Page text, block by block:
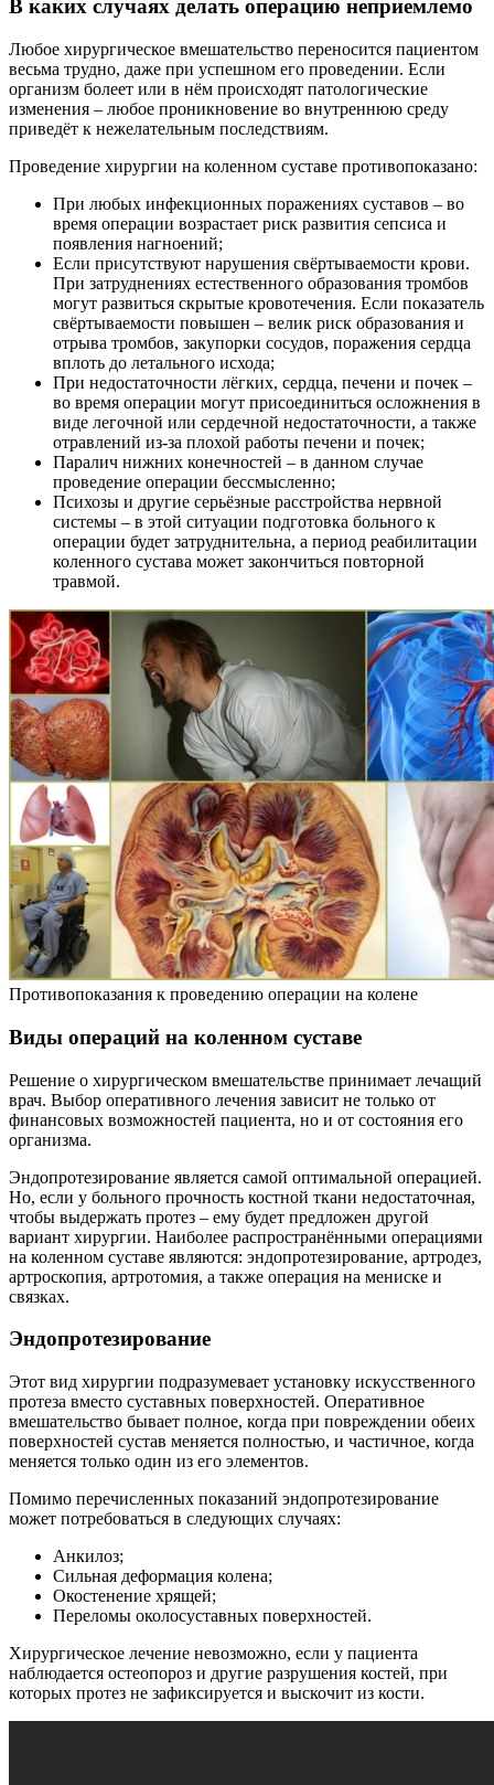
В каких случаях делать операцию неприемлемо
Любое хирургическое вмешательство переносится пациентом
весьма трудно, даже при успешном его проведении. Если
организм болеет или в нём происходят патологические
изменения – любое проникновение во внутреннюю среду
приведёт к нежелательным последствиям.
Проведение хирургии на коленном суставе противопоказано:
При любых инфекционных поражениях суставов – во
время операции возрастает риск развития сепсиса и
появления нагноений;
Если присутствуют нарушения свёртываемости крови.
При затруднениях естественного образования тромбов
могут развиться скрытые кровотечения. Если показатель
свёртываемости повышен – велик риск образования и
отрыва тромбов, закупорки сосудов, поражения сердца
вплоть до летального исхода;
При недостаточности лёгких, сердца, печени и почек –
во время операции могут присоединиться осложнения в
виде легочной или сердечной недостаточности, а также
отравлений из-за плохой работы печени и почек;
Паралич нижних конечностей – в данном случае
проведение операции бессмысленно;
Психозы и другие серьёзные расстройства нервной
системы – в этой ситуации подготовка больного к
операции будет затруднительна, а период реабилитации
коленного сустава может закончиться повторной
травмой.
Противопоказания к проведению операции на колене
Виды операций на коленном суставе
Решение о хирургическом вмешательстве принимает лечащий
врач. Выбор оперативного лечения зависит не только от
финансовых возможностей пациента, но и от состояния его
организма.
Эндопротезирование является самой оптимальной операцией.
Но, если у больного прочность костной ткани недостаточная,
чтобы выдержать протез – ему будет предложен другой
вариант хирургии. Наиболее распространёнными операциями
на коленном суставе являются: эндопротезирование, артродез,
артроскопия, артротомия, а также операция на мениске и
связках.
Эндопротезирование
Этот вид хирургии подразумевает установку искусственного
протеза вместо суставных поверхностей. Оперативное
вмешательство бывает полное, когда при повреждении обеих
поверхностей сустав меняется полностью, и частичное, когда
меняется только один из его элементов.
Помимо перечисленных показаний эндопротезирование
может потребоваться в следующих случаях:
Анкилоз;
Сильная деформация колена;
Окостенение хрящей;
Переломы околосуставных поверхностей.
Хирургическое лечение невозможно, если у пациента
наблюдается остеопороз и другие разрушения костей, при
которых протез не зафиксируется и выскочит из кости.